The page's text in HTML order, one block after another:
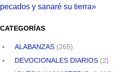
pecados y sanaré su tierra»
CATEGORÍAS
ALABANZAS (265)
DEVOCIONALES DIARIOS (2)